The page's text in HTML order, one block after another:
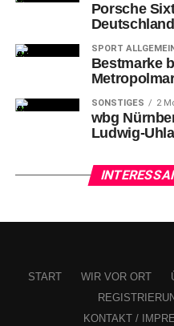
Vor Nürnbergs Goalie Niklas
Tyler Sheehy (NIT), 52-Patrick
konterte in der
Frederik Tiffels bekam den
kurze Eck, Treutle parierte
den Ausgleich für die Ice
kurze Eck scheiterte (22.).
Porsche
SPORT
Bestmarke
SONSTIGES 2
wbg
Ludwig-
START WIR VOR ORT
KONTAKT /